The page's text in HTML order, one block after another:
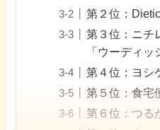
第２位：
第３位：ニチ
「ウーディッ
第４位：ヨシ
第５位：食宅
第６位：つる